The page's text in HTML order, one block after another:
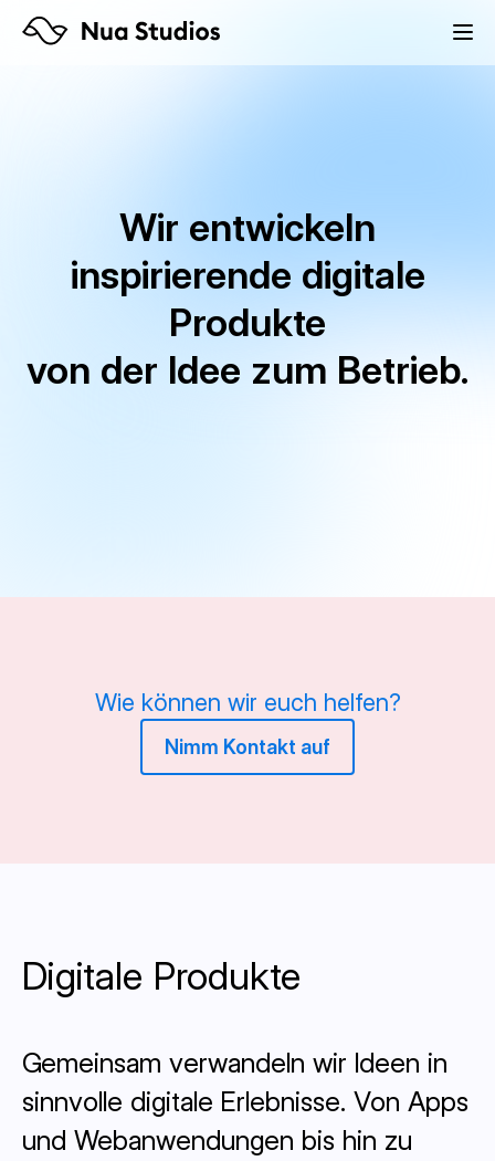
Wir entwickeln
inspirierende digitale
Produkte
von der Idee zum Betrieb.
Wie können wir euch helfen?
Nimm Kontakt auf
Digitale Produkte
Gemeinsam verwandeln wir Ideen in
sinnvolle digitale Erlebnisse. Von Apps
und Webanwendungen bis hin zu